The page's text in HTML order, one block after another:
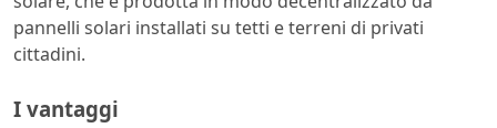
pannelli solari installati su tetti e terreni di privati
cittadini.
I vantaggi